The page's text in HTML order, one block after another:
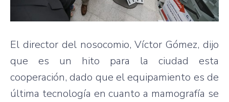
El director del nosocomio, Víctor Gómez, dijo
que es un hito para la ciudad esta
cooperación, dado que el equipamiento es de
última tecnología en cuanto a mamografía se